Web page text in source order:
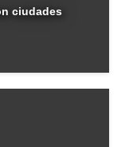
ciudades